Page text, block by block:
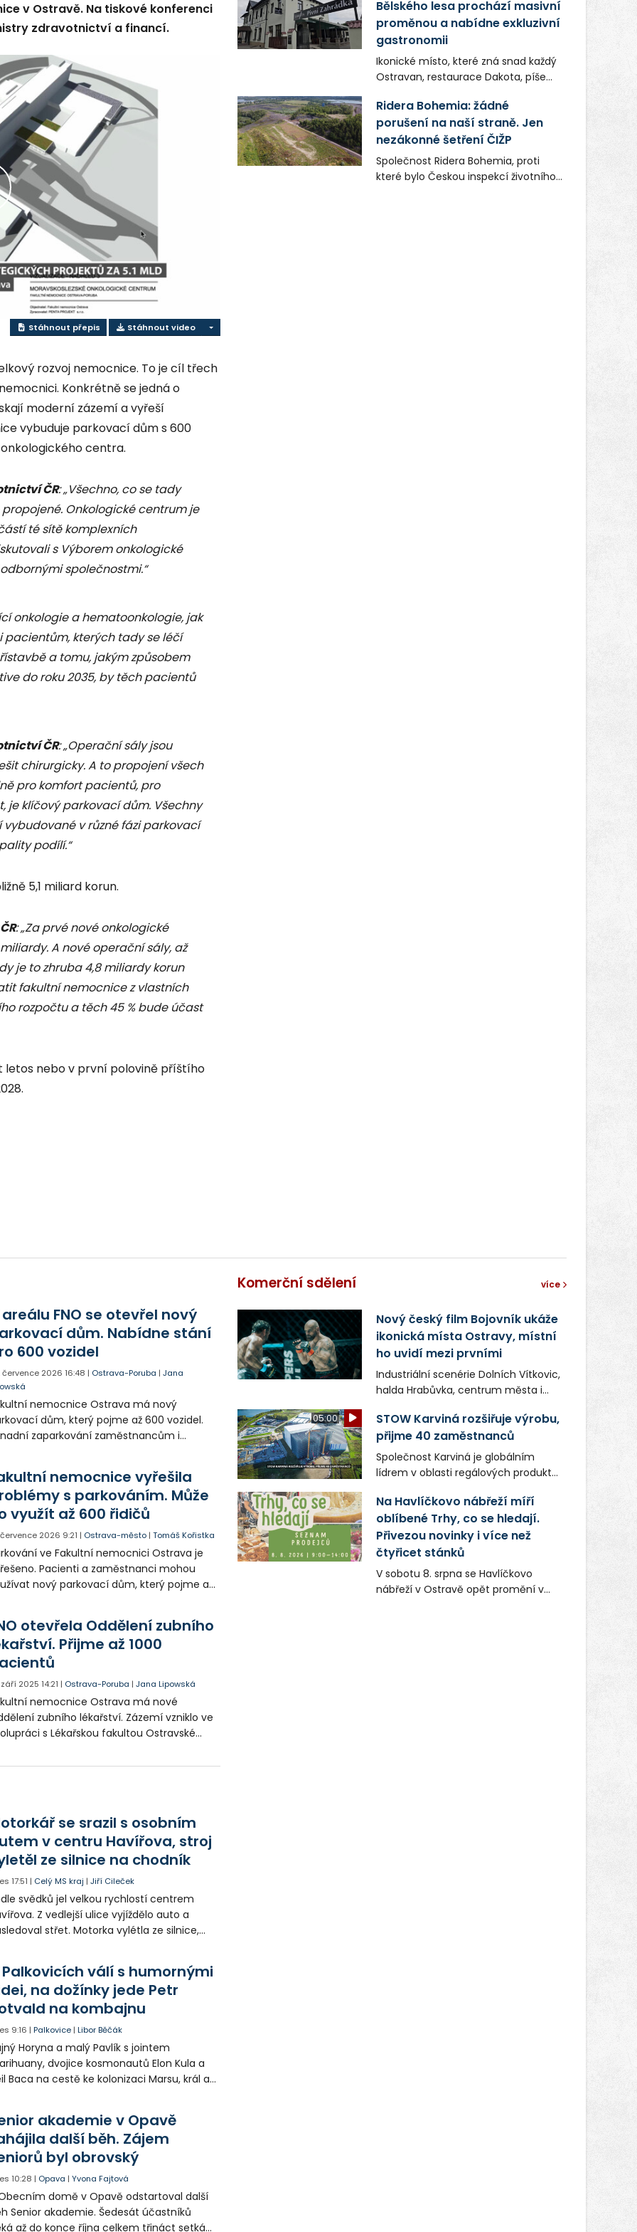
v Ostravě. Na tiskové konferenci
zdravotnictví a financí.
Stáhnout přepis Stáhnout video
rozvoj nemocnice. To je cíl třech
Konkrétně se jedná o
moderní zázemí a vyřeší
vybuduje parkovací dům s 600
centra.
ČR: „Všechno, co se tady
Onkologické centrum je
té sítě komplexních
s Výborem onkologické
společnostmi.“
onkologie a hematoonkologie, jak
kterých tady se léčí
a tomu, jakým způsobem
do roku 2035, by těch pacientů
ČR: „Operační sály jsou
chirurgicky. A to propojení všech
pro komfort pacientů, pro
je klíčový parkovací dům. Všechny
v různé fázi parkovací
podílí.“
5,1 miliard korun.
: „Za prvé nové onkologické
A nové operační sály, až
je to zhruba 4,8 miliardy korun
fakultní nemocnice z vlastních
rozpočtu a těch 45 % bude účast
nebo v první polovině příštího
Bělského lesa prochází masivní
proměnou a nabídne exkluzivní
gastronomii
Ikonické místo, které zná snad každý
Ostravan, restaurace Dakota, píše
společnost Dang Investment Group
s.r.o. investuje do projektu přes 50
milionů korun. Cílem je přinést
Ostravě dva špičkové gastronomické
koncepty, které v regionu dosud
chyběly, luxusní středomořskou
Ridera Bohemia: žádné
porušení na naší straně. Jen
nezákonné šetření ČIŽP
Společnost Ridera Bohemia, proti
které bylo Českou inspekcí životního
areálu FNO se otevřel nový
dům. Nabídne stání
600 vozidel
července 2026 16:48 | Ostrava-Poruba |Jana
nemocnice Ostrava má nový
dům, který pojme až 600 vozidel.
zaparkování zaměstnancům i
místa v přilehlých ulicích.
nemocnice vyřešila
s parkováním. Může
využít až 600 řidičů
července 2026 9:21 | Ostrava-město |Tomáš Kořistka
ve Fakultní nemocnici Ostrava je
Pacienti a zaměstnanci mohou
nový parkovací dům, který pojme až
místa v přilehlých ulicích.
otevřela Oddělení zubního
Přijme až 1000
září 2025 14:21 | Ostrava-Poruba |Jana Lipowská
nemocnice Ostrava má nové
zubního lékařství. Zázemí vzniklo ve
s Lékařskou fakultou Ostravské
praktickou část výuky.
se srazil s osobním
v centru Havířova, stroj
ze silnice na chodník
17:51 | Celý MS kraj |Jiří Cileček
svědků jel velkou rychlostí centrem
Z vedlejší ulice vyjíždělo auto a
střet. Motorka vylétla ze silnice,
přepraven do nemocnice.
Palkovicích válí s humornými
na dožínky jede Petr
na kombajnu
9:16 |Palkovice |Libor Běčák
Horyna a malý Pavlík s jointem
dvojice kosmonautů Elon Kula a
Baca na cestě ke kolonizaci Marsu, král a
Palkovic ztvárnili starosta Radim
a místostarosta David Kula.
akademie v Opavě
další běh. Zájem
byl obrovský
10:28 | Opava |Yvona Fajtová
domě v Opavě odstartoval další
Senior akademie. Šedesát účastníků
až do konce října celkem třináct setkání
Komerční sdělení více
Nový český film Bojovník ukáže
ikonická místa Ostravy, místní
ho uvidí mezi prvními
Industriální scenérie Dolních Vítkovic,
halda Hrabůvka, centrum města i
v novém filmu Bojovník, který vstoupí
do kin už 13. srpna. Režiséři Vojtěch
Frič a Tomáš Dianiška si
moravskoslezskou metropoli
nevybrali náhodou – její syrová
atmosféra se stala přirozenou
součástí příběhu bývalého
boxerského šampiona Hoffa (Milan
Ondrík), jenž se po letech vrací do
světa vrcholových zápasů, tentokrát
v MMA.
05:00
STOW Karviná rozšiřuje výrobu,
přijme 40 zaměstnanců
Společnost Karviná je globálním
lídrem v oblasti regálových produktů
zaměstnavatelem na Karvinsku a
firmou s obrovským potenciálem.
Na Havlíčkovo nábřeží míří
oblíbené Trhy, co se hledají.
Přivezou novinky i více než
čtyřicet stánků
V sobotu 8. srpna se Havlíčkovo
nábřeží v Ostravě opět promění v